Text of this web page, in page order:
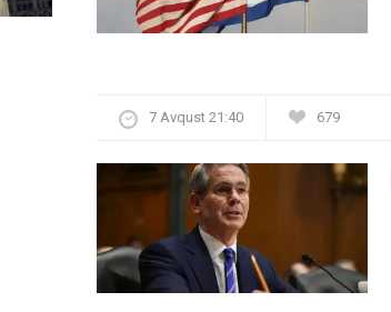
7 Avqust 21:40 679